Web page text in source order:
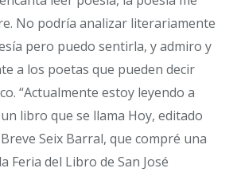
No podría analizar literariamente
pero puedo sentirla, y admiro y
a los poetas que pueden decir
“Actualmente estoy leyendo a
libro que se llama Hoy, editado
Seix Barral, que compré una
Feria del Libro de San José